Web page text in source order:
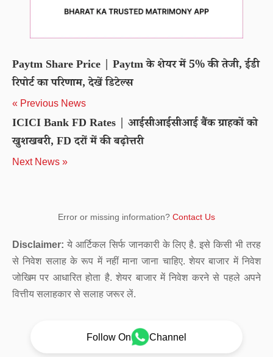
Paytm Share Price | Paytm के शेयर में 5% की तेजी, ईडी
रिपोर्ट का परिणाम, देखें डिटेल्स
« Previous News
ICICI Bank FD Rates | आईसीआईसीआई बैंक ग्राहकों को
खुशखबरी, FD दरों में की बढ़ोत्तरी
Next News »
Error or missing information? Contact Us
Disclaimer: ये आर्टिकल सिर्फ जानकारी के लिए है. इसे किसी भी तरह
से निवेश सलाह के रूप में नहीं माना जाना चाहिए. शेयर बाजार में निवेश
जोखिम पर आधारित होता है. शेयर बाजार में निवेश करने से पहले अपने
वित्तीय सलाहकार से सलाह जरूर लें.
Follow On Channel